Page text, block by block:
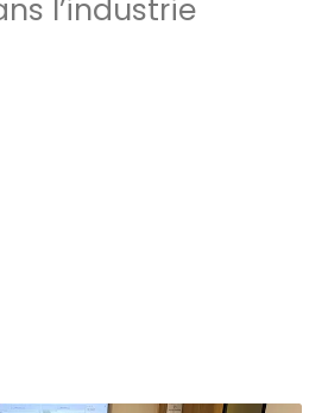
l’industrie